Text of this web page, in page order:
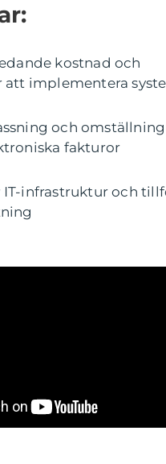
kostnad och
implementera
och
fakturor
IT-infrastruktur och